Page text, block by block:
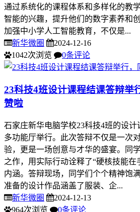
通过系统化的课程体系和多样化的教
智能的兴趣，提升他们的数字素养和
加强中小学人工智能教育，不仅是...
新华微圈
2024-12-16
1042次浏览
0条评论
23科技4班设计课程结课答辩举
赞啦
石家庄新华电脑学校23科技4班的设
多功能厅举行。此次答辩不仅是一次
验，更是一场创意与才华的盛宴。同
之作，用实际行动诠释了“硬核技能在
内涵。答辩现场，同学们个个精神饱
准备的设计作品涵盖了服装、企...
新华微圈
2024-12-13
964次浏览
0条评论